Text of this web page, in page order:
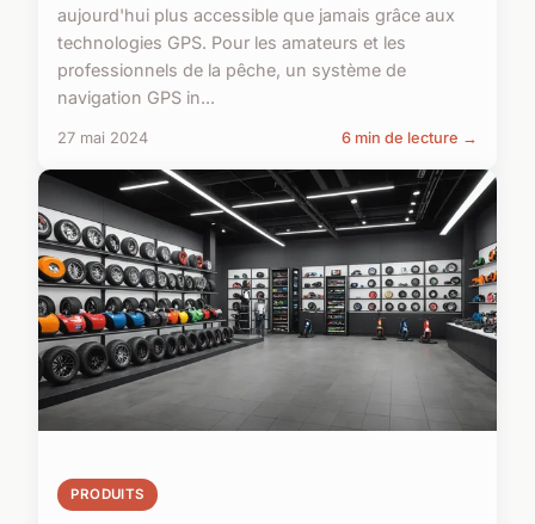
aujourd'hui plus accessible que jamais grâce aux
technologies GPS. Pour les amateurs et les
professionnels de la pêche, un système de
navigation GPS in...
27 mai 2024 6 min de lecture →
PRODUITS